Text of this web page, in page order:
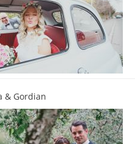
& Gordian